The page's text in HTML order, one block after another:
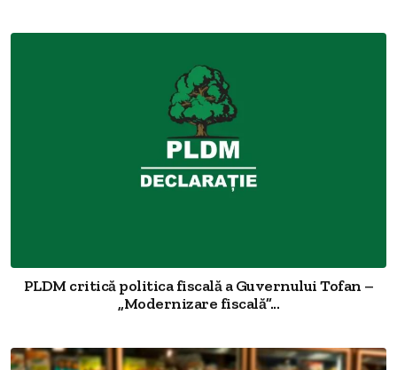
PLDM critică politica fiscală a Guvernului Tofan –
„Modernizare fiscală”...